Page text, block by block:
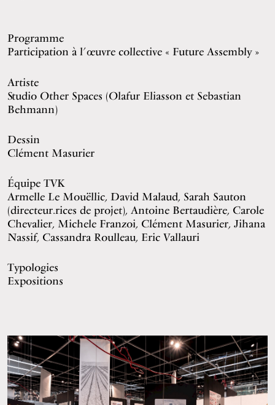
Programme
Participation à l’œuvre collective « Future Assembly»
Artiste
Studio Other Spaces (Olafur Eliasson et Sebastian
Behmann)
Dessin
Clément Masurier
Équipe TVK
Armelle Le Mouëllic, David Malaud, Sarah Sauton
(directeur.rices de projet), Antoine Bertaudière, Carole
Chevalier, Michele Franzoi, Clément Masurier, Jihana
Nassif, Cassandra Roulleau, Eric Vallauri
Typologies
Expositions